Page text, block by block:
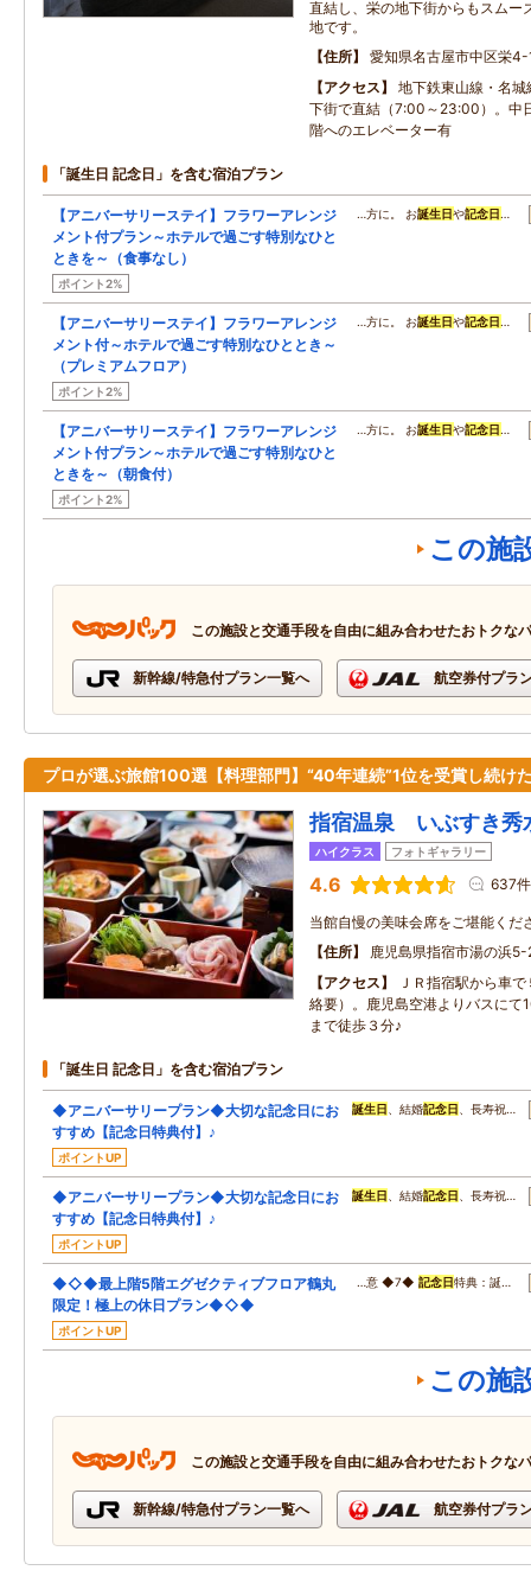
直結し、栄の地下街からもスムー
地です。
住所
愛知県名古屋市中区栄
アクセス
地下鉄東山線・名
下街で直結（7:00～23:00）。中
階へのエレベーター有
「誕生日 記念日」を含む宿泊プラン
【アニバーサリーステイ】フラワーアレンジ
メント付プラン～ホテルで過ごす特別なひと
ときを～（食事なし）
ポイント2%
…方に。 お誕生日や記念日 …
【アニバーサリーステイ】フラワーアレンジ
メント付～ホテルで過ごす特別なひととき～
（プレミアムフロア）
ポイント2%
…方に。 お誕生日や記念日 …
【アニバーサリーステイ】フラワーアレンジ
メント付プラン～ホテルで過ごす特別なひと
ときを～（朝食付）
ポイント2%
…方に。 お誕生日や記念日 …
この施
この施設と交通手段を自由に組み合わせたおトクな
新幹線/特急付プラン一覧へ 航空券付プラ
プロが選ぶ旅館100選【料理部門】“40年連続”1位を受賞し続け
指宿温泉 いぶすき秀
ハイクラス フォトギャラリー
4.6 637件
当館自慢の美味会席をご堪能くだ
住所
鹿児島県指宿市湯の浜
アクセス
ＪＲ指宿駅から車
絡要）。鹿児島空港よりバスにて
まで徒歩３分♪
「誕生日 記念日」を含む宿泊プラン
◆アニバーサリープラン◆大切な記念日にお
すすめ【記念日特典付】♪
ポイントUP
誕生日 、結婚記念日 、長寿祝…
◆アニバーサリープラン◆大切な記念日にお
すすめ【記念日特典付】♪
ポイントUP
誕生日 、結婚記念日 、長寿祝…
◆◇◆最上階5階エグゼクティブフロア鶴丸
限定！極上の休日プラン◆◇◆
ポイントUP
…意 ◆7◆ 記念日特典：誕…
この施
この施設と交通手段を自由に組み合わせたおトクな
新幹線/特急付プラン一覧へ 航空券付プラ